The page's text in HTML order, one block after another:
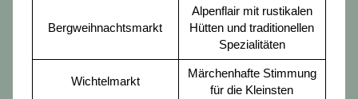
Bergweihnachtsmarkt
Alpenflair mit rustikalen
Hütten und traditionellen
Spezialitäten
Wichtelmarkt
Märchenhafte Stimmung
für die Kleinsten